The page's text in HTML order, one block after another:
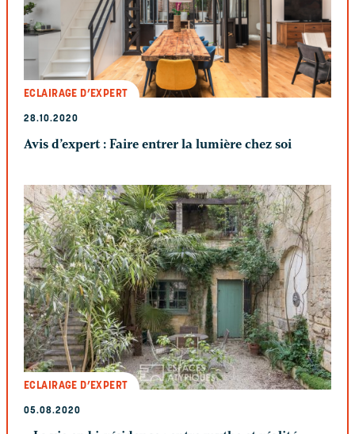
ECLAIRAGE D’EXPERT
28.10.2020
Avis d’expert : Faire entrer la lumière chez soi
ECLAIRAGE D’EXPERT
05.08.2020